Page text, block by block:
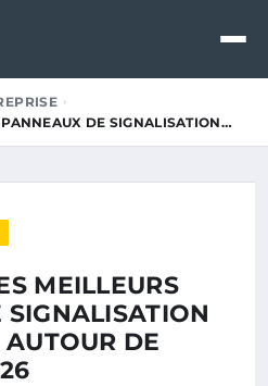
DE SIGNALISATION…
MEILLEURS
DE